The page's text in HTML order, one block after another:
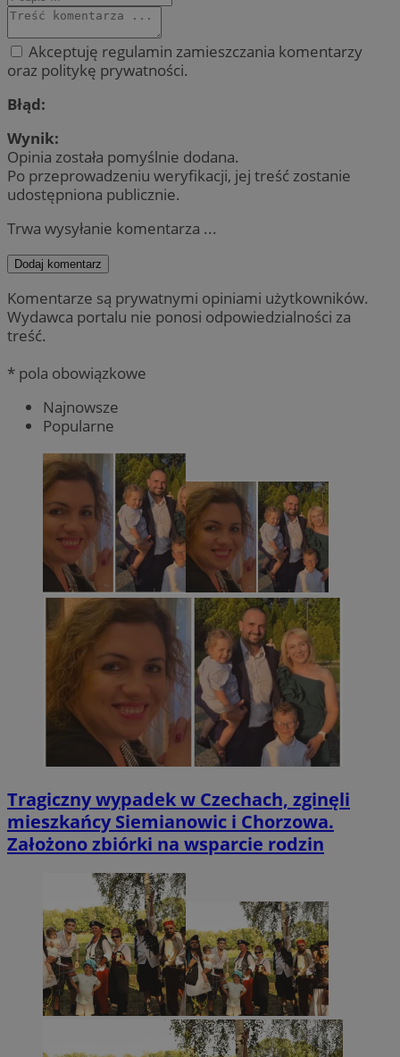
Akceptuję regulamin zamieszczania komentarzy
oraz politykę prywatności.
Błąd:
Wynik:
Opinia została pomyślnie dodana.
Po przeprowadzeniu weryfikacji, jej treść zostanie
udostępniona publicznie.
Trwa wysyłanie komentarza ...
Dodaj komentarz
Komentarze są prywatnymi opiniami użytkowników.
Wydawca portalu nie ponosi odpowiedzialności za
treść.
* pola obowiązkowe
Najnowsze
Popularne
Tragiczny wypadek w Czechach, zginęli
mieszkańcy Siemianowic i Chorzowa.
Założono zbiórki na wsparcie rodzin